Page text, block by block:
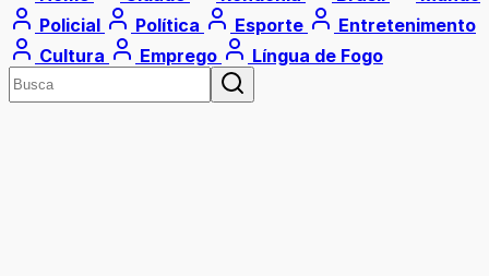
Policial
Política Esporte
Entretenimento
Cultura
Emprego Língua de Fogo